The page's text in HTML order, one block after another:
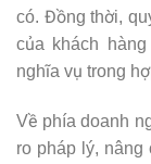
có. Đồng thời,
của khách
nghĩa vụ trong
Về phía doanh
ro pháp lý,